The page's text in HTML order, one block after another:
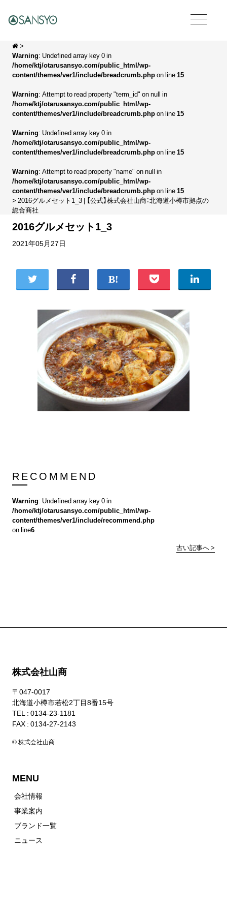
>
Warning: Undefined array key 0 in
/home/ktj/otarusansyo.com/public_html/wp-
content/themes/ver1/include/breadcrumb.phpon line15
Warning: Attempt to read property "term_id" on null in
/home/ktj/otarusansyo.com/public_html/wp-
content/themes/ver1/include/breadcrumb.phpon line15
Warning: Undefined array key 0 in
/home/ktj/otarusansyo.com/public_html/wp-
content/themes/ver1/include/breadcrumb.phpon line15
Warning: Attempt to read property "name" on null in
/home/ktj/otarusansyo.com/public_html/wp-
content/themes/ver1/include/breadcrumb.phpon line15
> 2016グルメセット1_3 | 【公式】株式会社山商：北海道小樽市拠点の
総合商社
2016グルメセット1_3
2021年05月27日
RECOMMEND
Warning: Undefined array key 0 in
/home/ktj/otarusansyo.com/public_html/wp-
content/themes/ver1/include/recommend.php
on line6
古い記事へ >
株式会社山商
〒047-0017
北海道小樽市若松2丁目8番15号
TEL : 0134-23-1181
FAX : 0134-27-2143
© 株式会社山商
MENU
会社情報
事業案内
ブランド一覧
ニュース